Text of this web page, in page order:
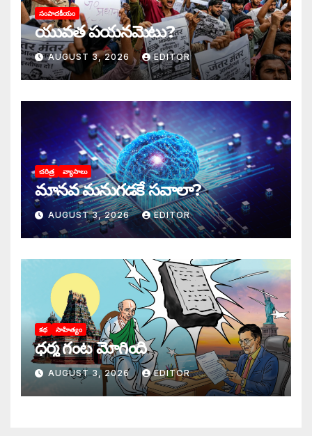
సంపాదకీయం
యువత పయనమెటు?
AUGUST 3, 2026 EDITOR
చరిత్ర వ్యాసాలు
మానవ మనుగడకే సవాలా?
AUGUST 3, 2026 EDITOR
కథ సాహిత్యం
ధర్మ గంట మోగింది
AUGUST 3, 2026 EDITOR